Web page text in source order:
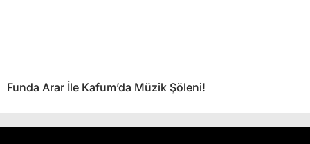
Funda Arar İle Kafum’da Müzik Şöleni!